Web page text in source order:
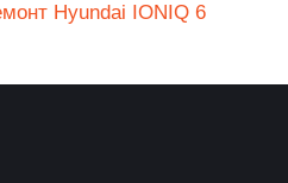
Hyundai IONIQ 6